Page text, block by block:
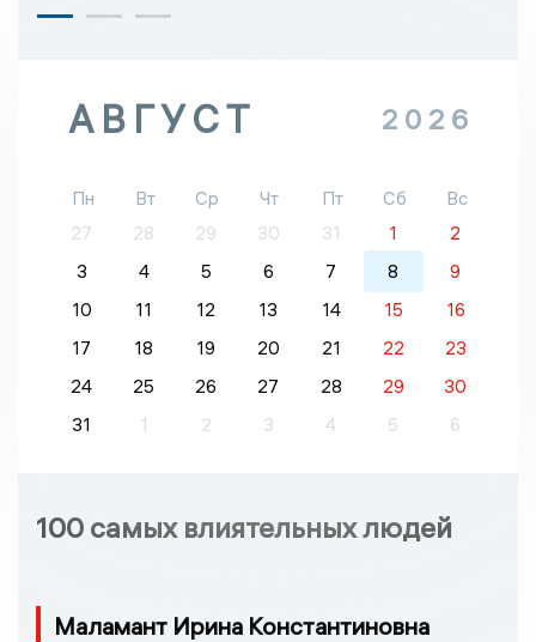
АВГУСТ 2026
Пн Вт Ср Чт Пт Сб
Вс
27
28 29 30 31 1
2
3
4 5 6 7 8
9
10
11 12 13 14 15
16
17
18 19 20 21 22
23
24
25 26 27 28 29
30
31
1 2 3 4 5 6
100 самых влиятельных людей
Маламант Ирина Константиновна